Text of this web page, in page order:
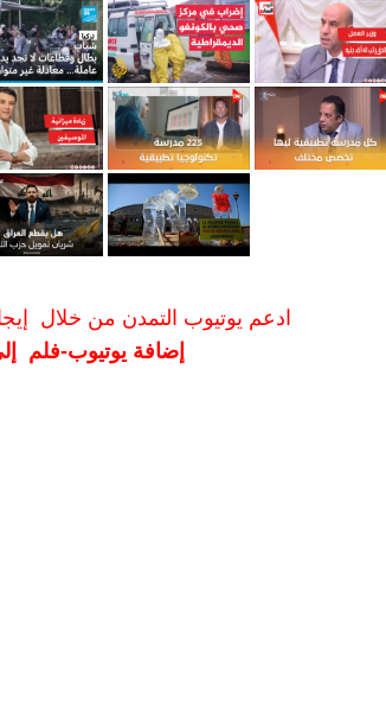
ادعم يوتيوب التمدن من خلال إيجاد
إضافة يوتيوب-فلم